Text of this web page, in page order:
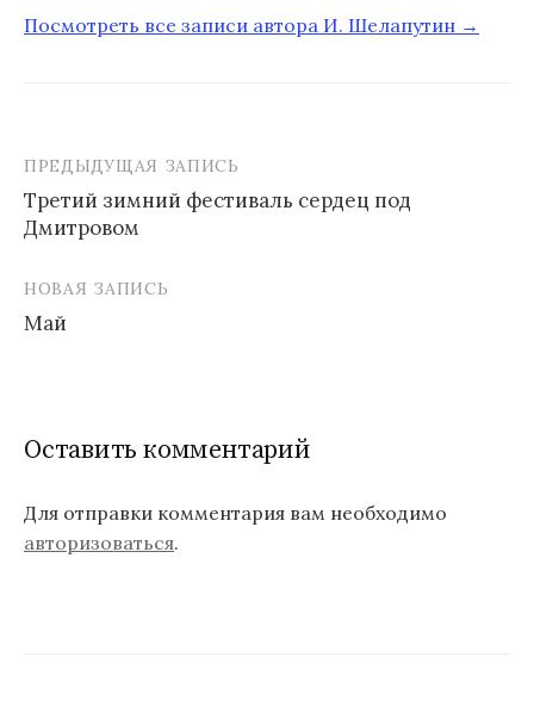
Посмотреть все записи автора И. Шелапутин →
Н
а
в
а
и
ПРЕДЫДУЩАЯ ЗАПИСЬ
Третий зимний фестиваль сердец под
Дмитровом
НОВАЯ ЗАПИСЬ
Май
Оставить комментарий
Для отправки комментария вам необходимо
авторизоваться.